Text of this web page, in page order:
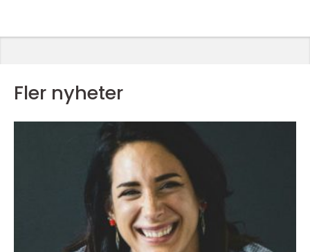
Fler nyheter